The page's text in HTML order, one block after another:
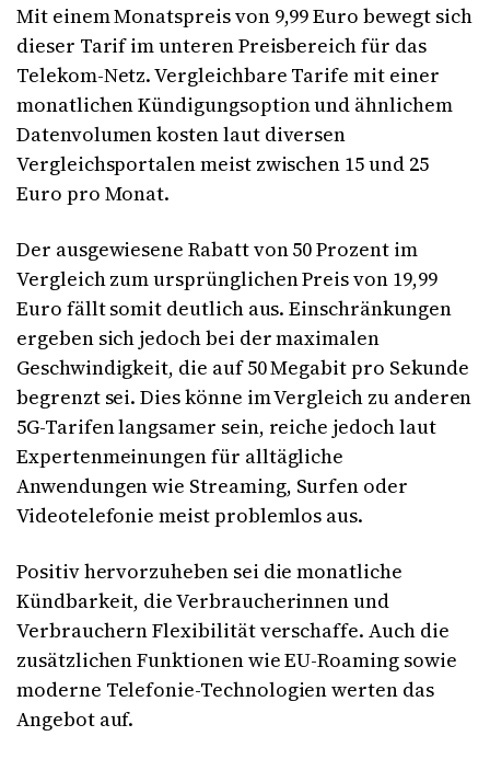
Mit einem Monatspreis von 9,99 Euro bewegt sich
dieser Tarif im unteren Preisbereich für das
Telekom-Netz. Vergleichbare Tarife mit einer
monatlichen Kündigungsoption und ähnlichem
Datenvolumen kosten laut diversen
Vergleichsportalen meist zwischen 15 und 25
Euro pro Monat.
Der ausgewiesene Rabatt von 50 Prozent im
Vergleich zum ursprünglichen Preis von 19,99
Euro fällt somit deutlich aus. Einschränkungen
ergeben sich jedoch bei der maximalen
Geschwindigkeit, die auf 50 Megabit pro Sekunde
begrenzt sei. Dies könne im Vergleich zu anderen
5G-Tarifen langsamer sein, reiche jedoch laut
Expertenmeinungen für alltägliche
Anwendungen wie Streaming, Surfen oder
Videotelefonie meist problemlos aus.
Positiv hervorzuheben sei die monatliche
Kündbarkeit, die Verbraucherinnen und
Verbrauchern Flexibilität verschaffe. Auch die
zusätzlichen Funktionen wie EU-Roaming sowie
moderne Telefonie-Technologien werten das
Angebot auf.